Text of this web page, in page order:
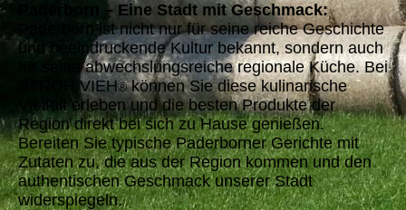
Paderborn – Eine Stadt mit Geschmack:
Paderborn ist nicht nur für seine reiche Geschichte
und beeindruckende Kultur bekannt, sondern auch
für seine abwechslungsreiche regionale Küche. Bei
STROH VIEH®können Sie diese kulinarische
Vielfalt erleben und die besten Produkte der
Region direkt bei sich zu Hause genießen.
Bereiten Sie typische Paderborner Gerichte mit
Zutaten zu, die aus der Region kommen und den
authentischen Geschmack unserer Stadt
widerspiegeln.